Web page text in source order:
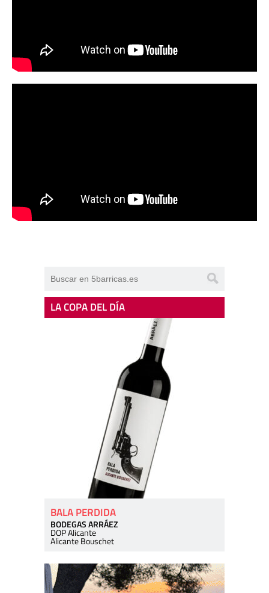
LA COPA DEL DÍA
BALA PERDIDA
BODEGAS ARRÁEZ
DOP Alicante
Alicante Bouschet